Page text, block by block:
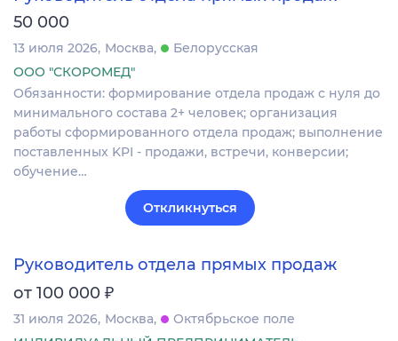
50 000
13 июля 2026 Москва
Белорусская
ООО "СКОРОМЕД"
Обязанности: формирование отдела продаж с нуля до
минимального состава 2+ человек; организация
работы сформированного отдела продаж; выполнение
поставленных KPI - продажи, встречи, конверсии;
обучение…
Откликнуться
Руководитель отдела прямых продаж
от 100 000 ₽
31 июля 2026 Москва
Октябрьское поле